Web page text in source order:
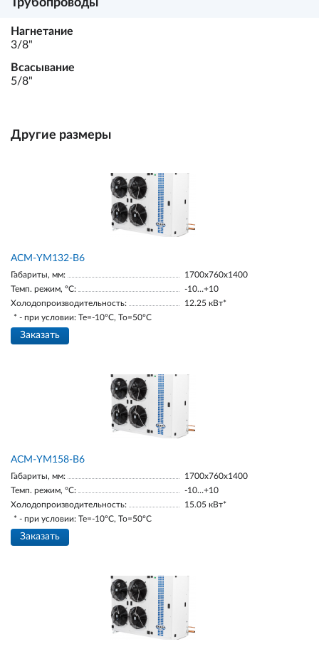
Трубопроводы
Нагнетание
3/8"
Всасывание
5/8"
Другие размеры
АСМ-YM132-В6
Габариты, мм:
1700х760х1400
Темп. режим, °С:
-10…+10
Холодопроизводительность:
12.25 кВт*
* - при условии: Te=-10ºC, To=50ºC
Заказать
АСМ-YM158-В6
Габариты, мм:
1700х760х1400
Темп. режим, °С:
-10…+10
Холодопроизводительность:
15.05 кВт*
* - при условии: Te=-10ºC, To=50ºC
Заказать